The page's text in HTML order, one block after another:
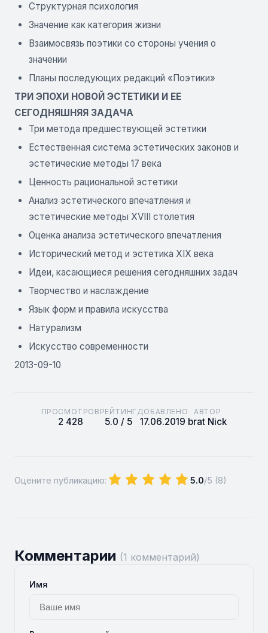
Структурная психология
Значение как категория жизни
Взаимосвязь поэтики со стороны учения о
значении
Планы последующих редакций «Поэтики»
ТРИ ЭПОХИ НОВОЙ ЭСТЕТИКИ И ЕЕ
СЕГОДНЯШНЯЯ ЗАДАЧА
Три метода предшествующей эстетики
Естественная система эстетических законов и
эстетические методы 17 века
Ценность рациональной эстетики
Анализ эстетического впечатления и
эстетические методы XVIII столетия
Оценка анализа эстетического впечатления
Исторический метод и эстетика XIX века
Идеи, касающиеся решения сегодняшних задач
Творчество и наслаждение
Язык форм и правила искусства
Натурализм
Искусство современности
2013-09-10
ПРОСМОТРОВ
2 428
РЕЙТИНГ
5.0 / 5
ДОБАВЛЕНО
17.06.2019
АВТОР
brat Nick
Оцените публикацию: 5.0/5 (8)
Комментарии (1 комментарий)
Имя